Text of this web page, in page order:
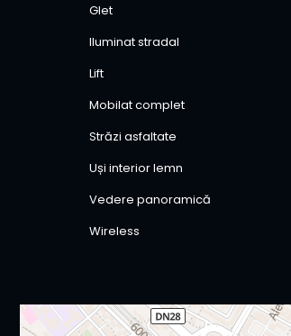
Glet
Iluminat stradal
Lift
Mobilat complet
Străzi asfaltate
Uși interior lemn
Vedere panoramică
Wireless